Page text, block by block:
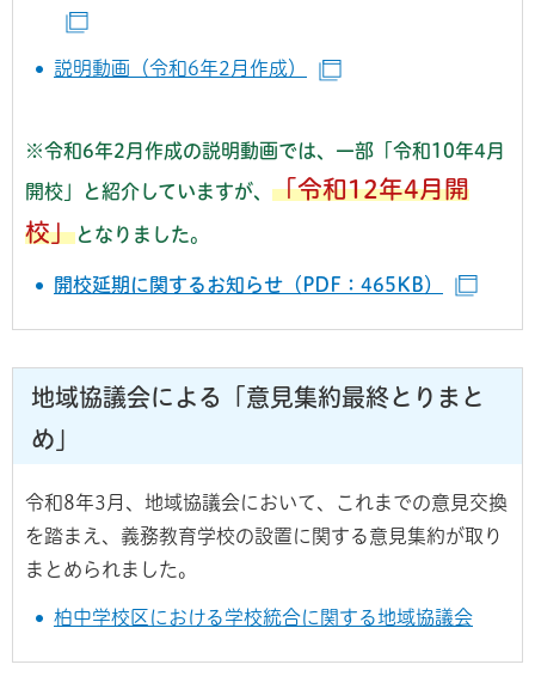
説明動画（令和6年2月作成）
※令和6年2月作成の説明動画では、一部「令和10年4月
開校」と紹介していますが、 「令和12年4月開
校」となりました。
開校延期に関するお知らせ（PDF：465KB）
地域協議会による「意見集約最終とりまと
め」
令和8年3月、地域協議会において、これまでの意見交換
を踏まえ、義務教育学校の設置に関する意見集約が取り
まとめられました。
柏中学校区における学校統合に関する地域協議会